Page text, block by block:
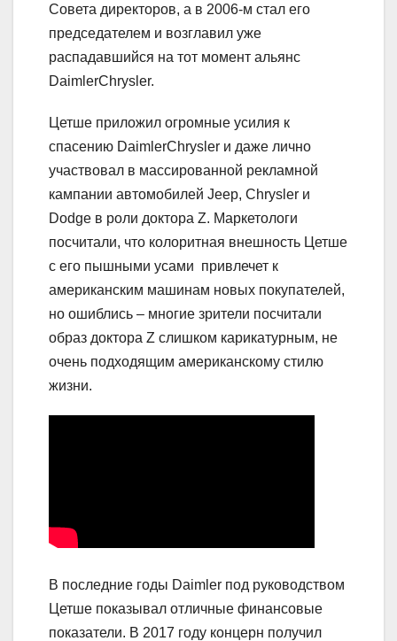
Совета директоров, а в 2006-м стал его
председателем и возглавил уже
распадавшийся на тот момент альянс
DaimlerChrysler.
Цетше приложил огромные усилия к
спасению DaimlerChrysler и даже лично
участвовал в массированной рекламной
кампании автомобилей Jeep, Chrysler и
Dodge в роли доктора Z. Маркетологи
посчитали, что колоритная внешность Цетше
с его пышными усами привлечет к
американским машинам новых покупателей,
но ошиблись – многие зрители посчитали
образ доктора Z слишком карикатурным, не
очень подходящим американскому стилю
жизни.
В последние годы Daimler под руководством
Цетше показывал отличные финансовые
показатели. В 2017 году концерн получил